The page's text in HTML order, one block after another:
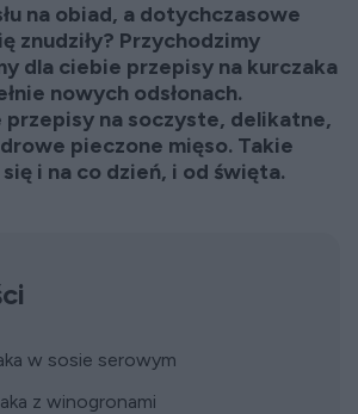
na obiad, a dotychczasowe
znudziły? Przychodzimy
dla ciebie przepisy na kurczaka
nowych odsłonach.
przepisy na soczyste, delikatne,
pieczone mięso. Takie
i na co dzień, i od święta.
w sosie serowym
z winogronami